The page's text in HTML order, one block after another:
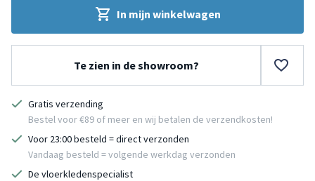
In mijn winkelwagen
Te zien in de showroom?
Gratis verzending
Bestel voor €89 of meer en wij betalen de verzendkosten!
Voor 23:00 besteld = direct verzonden
Vandaag besteld = volgende werkdag verzonden
De vloerkledenspecialist